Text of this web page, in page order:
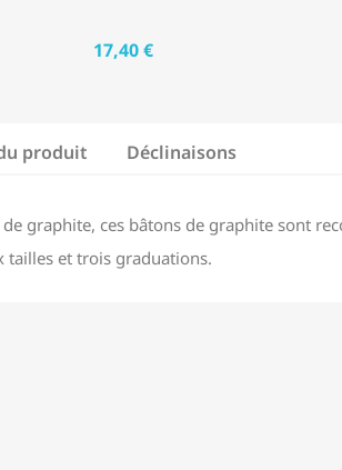
17,40 €
produit Déclinaisons
graphite, ces bâtons de graphite sont
tailles et trois graduations.